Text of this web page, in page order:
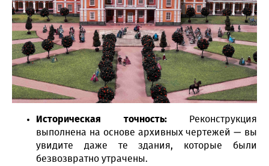
Историческая точность:Реконструкция
выполнена на основе архивных чертежей — вы
увидите даже те здания, которые были
безвозвратно утрачены.